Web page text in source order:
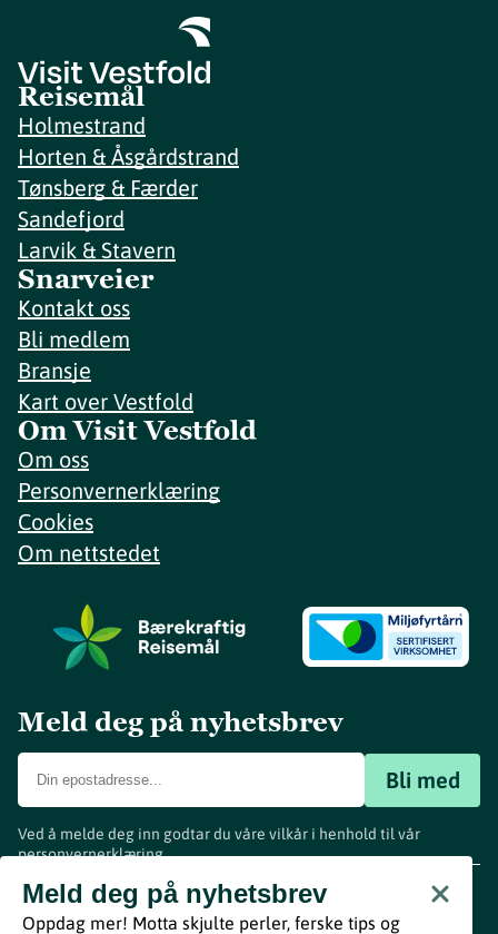
Reisemål
Holmestrand
Horten & Åsgårdstrand
Tønsberg & Færder
Sandefjord
Larvik & Stavern
Snarveier
Kontakt oss
Bli medlem
Bransje
Kart over Vestfold
Om Visit Vestfold
Om oss
Personvernerklæring
Cookies
Om nettstedet
Meld deg på nyhetsbrev
Bli med
Ved å melde deg inn godtar du våre vilkår i henhold til vår
personvernerklæring.
Meld deg på nyhetsbrev
Oppdag mer! Motta skjulte perler, ferske tips og
www.visitvestfold.com
Turistinformasjon